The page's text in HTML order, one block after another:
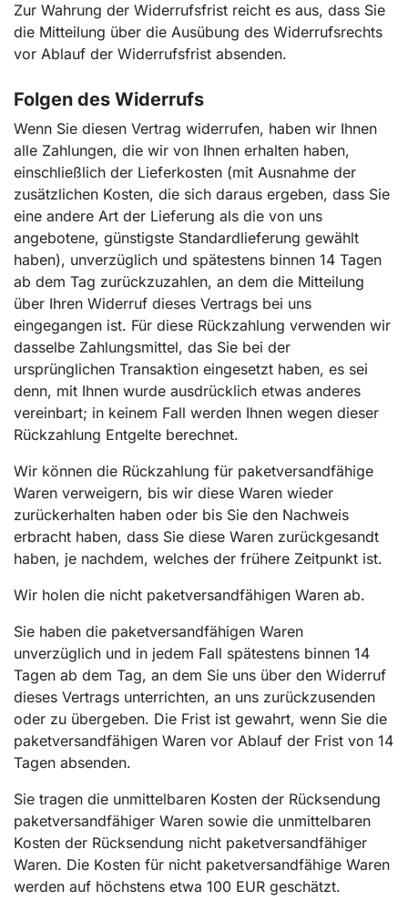
Zur Wahrung der Widerrufsfrist reicht es aus, dass Sie
die Mitteilung über die Ausübung des Widerrufsrechts
vor Ablauf der Widerrufsfrist absenden.
Folgen des Widerrufs
Wenn Sie diesen Vertrag widerrufen, haben wir Ihnen
alle Zahlungen, die wir von Ihnen erhalten haben,
einschließlich der Lieferkosten (mit Ausnahme der
zusätzlichen Kosten, die sich daraus ergeben, dass Sie
eine andere Art der Lieferung als die von uns
angebotene, günstigste Standardlieferung gewählt
haben), unverzüglich und spätestens binnen 14 Tagen
ab dem Tag zurückzuzahlen, an dem die Mitteilung
über Ihren Widerruf dieses Vertrags bei uns
eingegangen ist. Für diese Rückzahlung verwenden wir
dasselbe Zahlungsmittel, das Sie bei der
ursprünglichen Transaktion eingesetzt haben, es sei
denn, mit Ihnen wurde ausdrücklich etwas anderes
vereinbart; in keinem Fall werden Ihnen wegen dieser
Rückzahlung Entgelte berechnet.
Wir können die Rückzahlung für paketversandfähige
Waren verweigern, bis wir diese Waren wieder
zurückerhalten haben oder bis Sie den Nachweis
erbracht haben, dass Sie diese Waren zurückgesandt
haben, je nachdem, welches der frühere Zeitpunkt ist.
Wir holen die nicht paketversandfähigen Waren ab.
Sie haben die paketversandfähigen Waren
unverzüglich und in jedem Fall spätestens binnen 14
Tagen ab dem Tag, an dem Sie uns über den Widerruf
dieses Vertrags unterrichten, an uns zurückzusenden
oder zu übergeben. Die Frist ist gewahrt, wenn Sie die
paketversandfähigen Waren vor Ablauf der Frist von 14
Tagen absenden.
Sie tragen die unmittelbaren Kosten der Rücksendung
paketversandfähiger Waren sowie die unmittelbaren
Kosten der Rücksendung nicht paketversandfähiger
Waren. Die Kosten für nicht paketversandfähige Waren
werden auf höchstens etwa 100 EUR geschätzt.